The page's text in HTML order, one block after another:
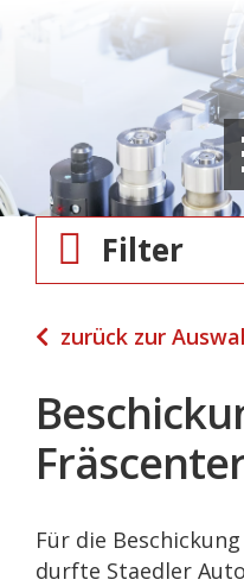
Filter
zurück zur
Für die
durfte Staedler